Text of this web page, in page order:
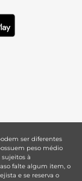
ser diferentes
peso médio
à
falte algum item, o
e se reserva o